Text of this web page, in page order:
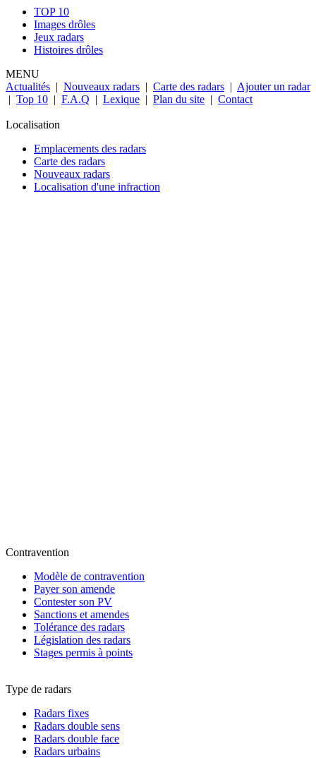
TOP 10
Images drôles
Jeux radars
Histoires drôles
MENU
Actualités | Nouveaux radars | Carte des radars | Ajouter un radar
| Top 10 | F.A.Q | Lexique | Plan du site | Contact
Localisation
Emplacements des radars
Carte des radars
Nouveaux radars
Localisation d'une infraction
Contravention
Modèle de contravention
Payer son amende
Contester son PV
Sanctions et amendes
Tolérance des radars
Législation des radars
Stages permis à points
Type de radars
Radars fixes
Radars double sens
Radars double face
Radars urbains